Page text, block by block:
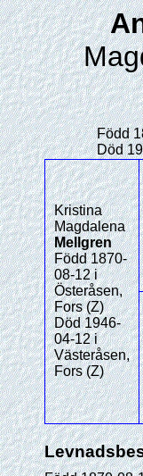
Född
Död
Kristina
Magdalena
Mellgren
Född 1870-
08-12 i
Österåsen,
Fors (Z)
Död 1946-
04-12 i
Västeråsen,
Fors (Z)